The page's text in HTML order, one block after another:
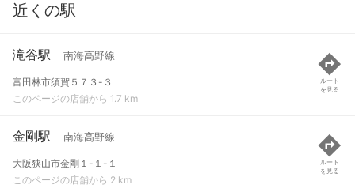
近くの駅
滝谷駅 南海高野線
富田林市須賀５７３-３
このページの店舗から 1.7 km
ルート
を見る
金剛駅 南海高野線
大阪狭山市金剛１-１-１
このページの店舗から 2 km
ルート
を見る